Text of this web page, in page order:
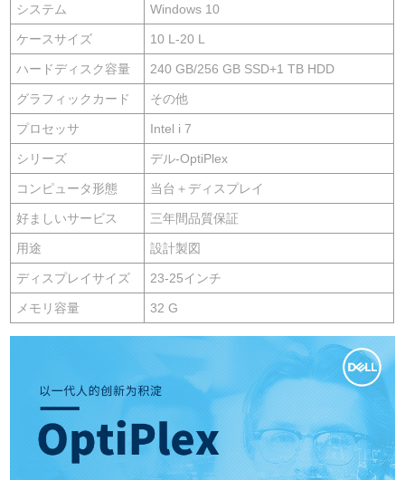
システム Windows 10
ケースサイズ 10 L-20 L
ハードディスク容量 240 GB/256 GB SSD+1 TB HDD
グラフィックカード その他
プロセッサ Intel i 7
シリーズ デル-OptiPlex
コンピュータ形態 当台＋ディスプレイ
好ましいサービス 三年間品質保証
用途 設計製図
ディスプレイサイズ 23-25インチ
メモリ容量 32 G